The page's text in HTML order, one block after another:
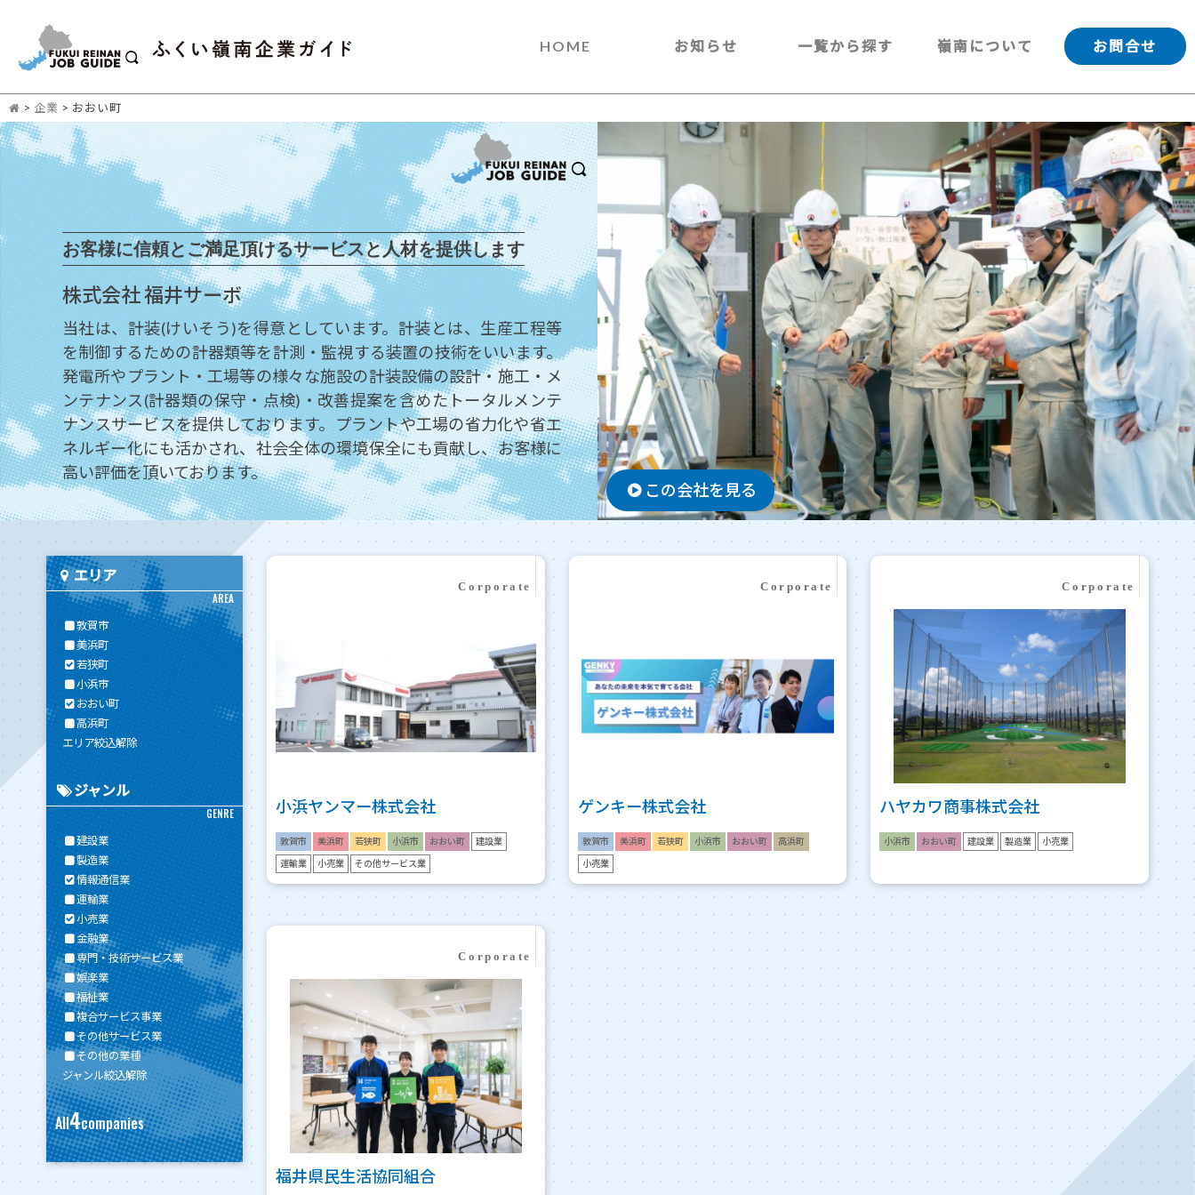
HOME お知らせ 一覧から探す 嶺南について お問合せ
> 企業 > おおい町
お客様に信頼とご満足頂けるサービスと人材を提供します
株式会社 福井サーボ
当社は、計装(けいそう)を得意としています。計装とは、生産工程等
を制御するための計器類等を計測・監視する装置の技術をいいます。
発電所やプラント・工場等の様々な施設の計装設備の設計・施工・メ
ンテナンス(計器類の保守・点検)・改善提案を含めたトータルメンテ
ナンスサービスを提供しております。プラントや工場の省力化や省エ
ネルギー化にも活かされ、社会全体の環境保全にも貢献し、お客様に
高い評価を頂いております。
この会社を見る
エリア
AREA
敦賀市
美浜町
若狭町
小浜市
おおい町
高浜町
エリア絞込解除
ジャンル
GENRE
建設業
製造業
情報通信業
運輸業
小売業
金融業
専門・技術サービス業
娯楽業
福祉業
複合サービス事業
その他サービス業
その他の業種
ジャンル絞込解除
All4companies
小浜ヤンマー株式会社
敦賀市 美浜町 若狭町 小浜市 おおい町 建設業
運輸業 小売業 その他サービス業
ゲンキー株式会社
敦賀市 美浜町 若狭町 小浜市 おおい町 高浜町
小売業
ハヤカワ商事株式会社
小浜市 おおい町 建設業 製造業 小売業
福井県民生活協同組合